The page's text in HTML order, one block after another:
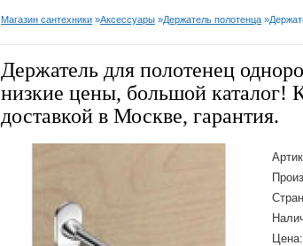
Магазин сантехники »Аксессуары »Держатель полотенца »
Держатель для полотенец
низкие цены, большой каталог!
доставкой в Москве, гарантия.
Цена: